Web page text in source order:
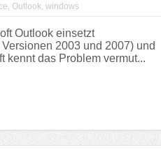
Outlook, windows
Outlook einsetzt
2003 und 2007) und
kennt das Problem vermut...